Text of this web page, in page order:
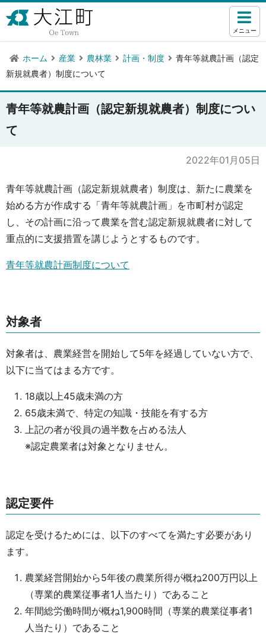
メニュー
ホーム 産業 農林業 計画・制度
青年等就農計画（認定
新規就農者）制度について
青年等就農計画（認定新規就農者）制度につい
て
2022年01月05日
青年等就農計画（認定新規就農者）制度は、新たに農業を
始める方が作成する「青年等就農計画」を市町村が認定
し、その計画に沿って農業を営む認定新規就農者に対して
重点的に支援措置を講じようとするものです。
青年等就農計画制度について
対象者
対象者は、農業経営を開始して5年を経過していない方で、
以下に当てはまる方です。
18歳以上45歳未満の方
65歳未満で、特定の知識・技能を有する方
上記の者が役員の過半数を占める法人
※認定農業者は対象となりません。
認定要件
認定を受けるためには、以下のすべてを満たす必要があり
ます。
農業経営開始から5年後の農業所得が概ね200万円以上
（専業的農業従事者1人当たり）であること
年間総労働時間が概ね1,900時間（専業的農業従事者1
人当たり）であること